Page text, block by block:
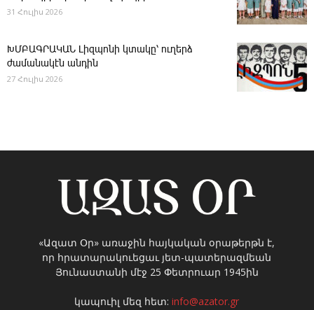
31 Հուլիս 2026
ԽՄԲԱԳՐԱԿԱՆ ­Լիզպոնի կտակը՝ ուղերձ
ժամանակէն անդին
27 Հուլիս 2026
«Ազատ Օր» առաջին հայկական օրաթերթն է,
որ հրատարակուեցաւ յետ-պատերազմեան
Յունաստանի մէջ 25 Փետրուար 1945ին
կապուիլ մեզ հետ:info@azator.gr